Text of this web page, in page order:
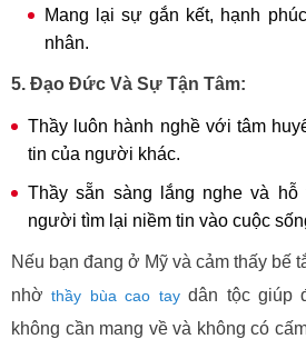
Mang lại sự gắn kết, hạnh
nhân.
5. Đạo Đức Và Sự Tận Tâm:
Thầy luôn hành nghề với tâm
tin của người khác.
Thầy sẵn sàng lắng nghe và
người tìm lại niềm tin vào cuộc
Nếu bạn đang ở Mỹ và cảm thấy bế
nhờthầy bùa cao taydân tộc giúp
không cần mang về và không có